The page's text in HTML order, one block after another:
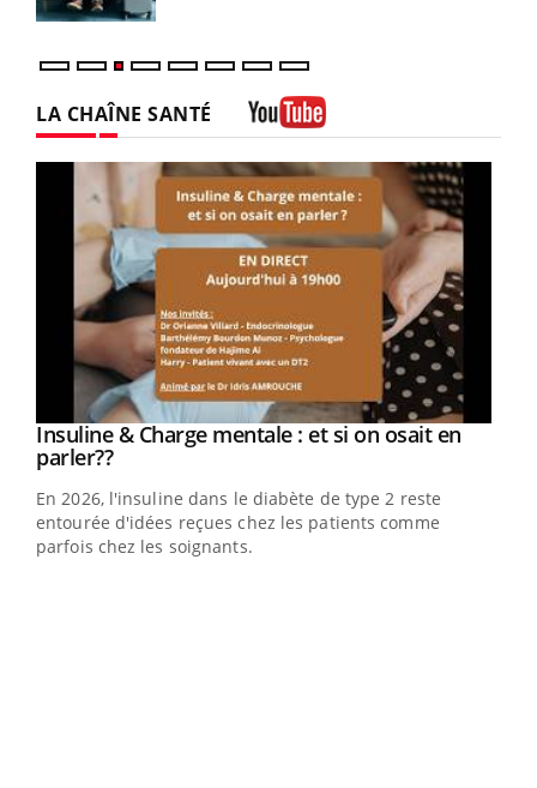
LA CHAÎNE SANTÉ
Youtube
Insuline & Charge mentale : et si on osait en
parler??Youtube
En 2026, l'insuline dans le diabète de type 2 reste
entourée d'idées reçues chez les patients comme
parfois chez les soignants.